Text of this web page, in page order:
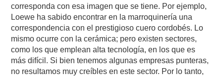
corresponda con esa imagen que se tiene. Por ejemplo,
Loewe ha sabido encontrar en la marroquinería una
correspondencia con el prestigioso cuero cordobés. Lo
mismo ocurre con la cerámica; pero existen sectores,
como los que emplean alta tecnología, en los que es
más difícil. Si bien tenemos algunas empresas punteras,
no resultamos muy creíbles en este sector. Por lo tanto,